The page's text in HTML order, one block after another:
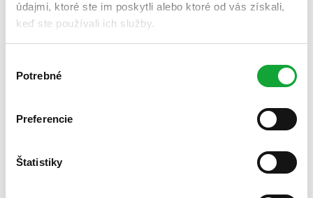
údajmi, ktoré ste im poskytli alebo ktoré od vás získali,
keď ste používali ich služby.
súhlasu
Potrebné
Preferencie
Štatistiky